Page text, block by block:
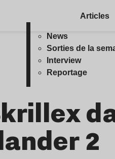
Articles
News
Sorties de la
Interview
Reportage
2